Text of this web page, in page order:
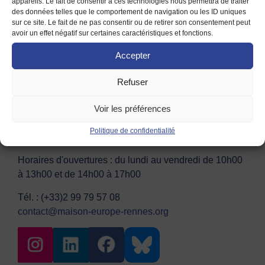
des données telles que le comportement de navigation ou les ID uniques
sur ce site. Le fait de ne pas consentir ou de retirer son consentement peut
avoir un effet négatif sur certaines caractéristiques et fonctions.
Accepter
Refuser
Voir les préférences
Politique de confidentialité
Mentions légales
Maison de l'Europe de Rennes et de Haute
10 Place du Parlement de Bretagne, 35000 Rennes
Horaires d'ouvertures : du lundi au vendredi de 10h00
à 13h00 et de 14h00 à 17h00
Tél. : (+33)2 99 79 57 08
contact@maison-europe-rennes.org